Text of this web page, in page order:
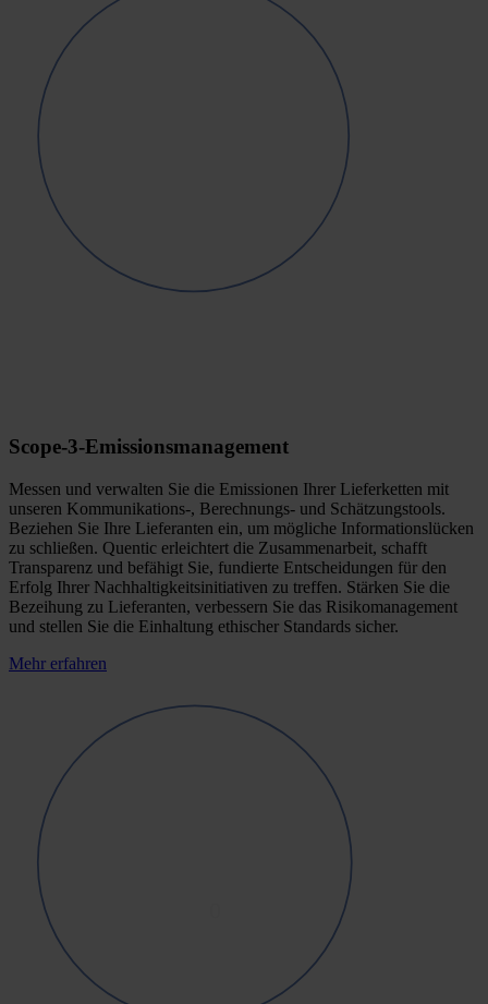
Scope-3-Emissionsmanagement
Messen und verwalten Sie die Emissionen Ihrer Lieferketten mit
unseren Kommunikations-, Berechnungs- und Schätzungstools.
Beziehen Sie Ihre Lieferanten ein, um mögliche Informationslücken
zu schließen. Quentic erleichtert die Zusammenarbeit, schafft
Transparenz und befähigt Sie, fundierte Entscheidungen für den
Erfolg Ihrer Nachhaltigkeitsinitiativen zu treffen. Stärken Sie die
Bezeihung zu Lieferanten, verbessern Sie das Risikomanagement
und stellen Sie die Einhaltung ethischer Standards sicher.
Mehr erfahren